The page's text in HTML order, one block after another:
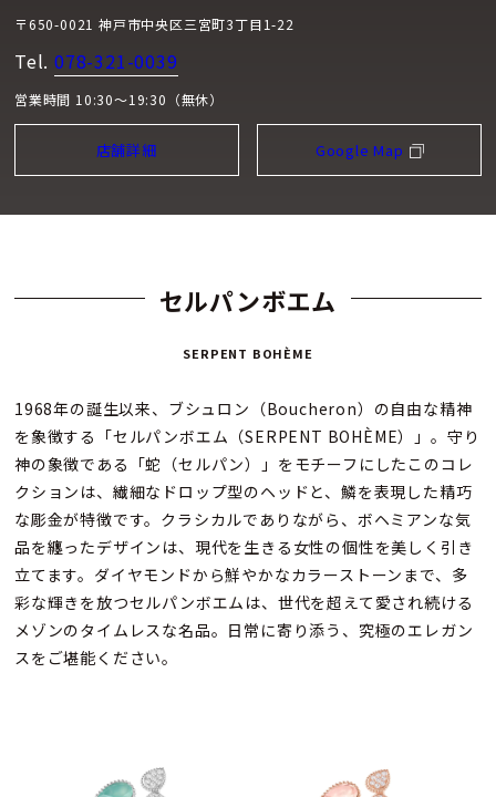
〒650-0021 神戸市中央区三宮町3丁目1-22
Tel. 078-321-0039
営業時間 10:30～19:30（無休）
店舗詳細 Google Map
セルパンボエム
SERPENT BOHÈME
1968年の誕生以来、ブシュロン（Boucheron）の自由な精神
を象徴する「セルパンボエム（SERPENT BOHÈME）」。守り
神の象徴である「蛇（セルパン）」をモチーフにしたこのコレ
クションは、繊細なドロップ型のヘッドと、鱗を表現した精巧
な彫金が特徴です。クラシカルでありながら、ボヘミアンな気
品を纏ったデザインは、現代を生きる女性の個性を美しく引き
立てます。ダイヤモンドから鮮やかなカラーストーンまで、多
彩な輝きを放つセルパンボエムは、世代を超えて愛され続ける
メゾンのタイムレスな名品。日常に寄り添う、究極のエレガン
スをご堪能ください。